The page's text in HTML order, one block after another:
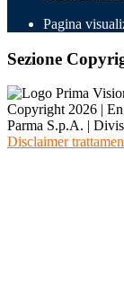
Pagina
Sezione
Copyright 2026 |
Parma S.p.A. |
Disclaimer